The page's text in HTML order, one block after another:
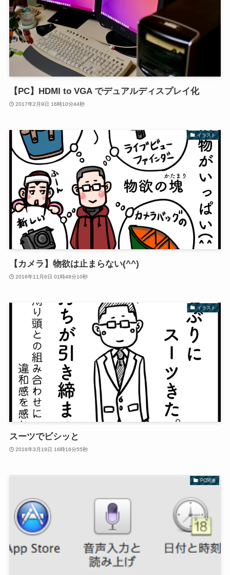
【PC】HDMI to VGA でデュアルディスプレイ化
2017年2月9日 16時10分44秒
イラスト
【カメラ】物欲は止まらない(^^)
2016年11月6日 01時48分10秒
イラスト
スーツでビシッと
2016年3月19日 16時16分55秒
PC関連